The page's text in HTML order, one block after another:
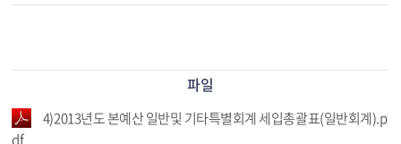
파일
4)2013년도 본예산 일반및 기타특별회계 세입총괄표(일반회계).p
df